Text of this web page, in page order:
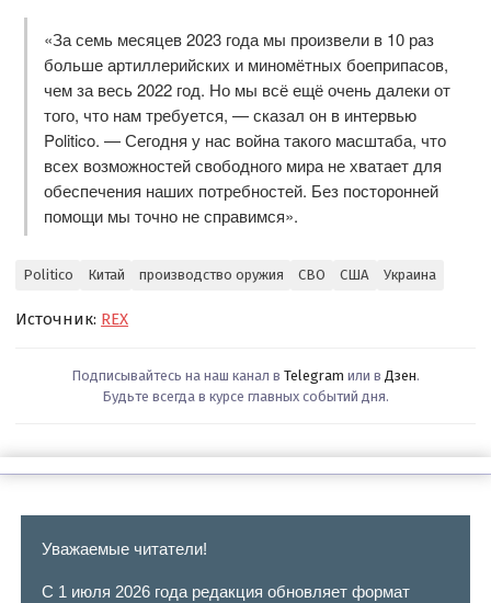
«За семь месяцев 2023 года мы произвели в 10 раз
больше артиллерийских и миномётных боеприпасов,
чем за весь 2022 год. Но мы всё ещё очень далеки от
того, что нам требуется, — сказал он в интервью
Politico. — Сегодня у нас война такого масштаба, что
всех возможностей свободного мира не хватает для
обеспечения наших потребностей. Без посторонней
помощи мы точно не справимся».
Politico Китай производство оружия СВО США Украина
Источник: REX
Подписывайтесь на наш канал в Telegram или в Дзен.
Будьте всегда в курсе главных событий дня.
Уважаемые читатели!
С 1 июля 2026 года редакция обновляет формат